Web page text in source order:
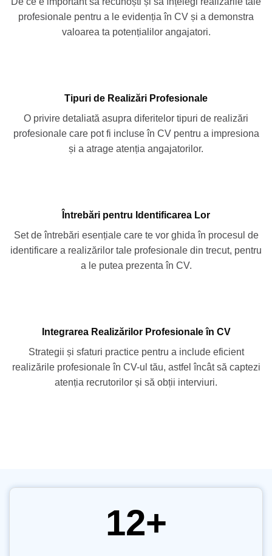
profesionale pentru a le evidenția în CV și a demonstra
valoarea ta potențialilor angajatori.
Tipuri de Realizări Profesionale
O privire detaliată asupra diferitelor tipuri de realizări
profesionale care pot fi incluse în CV pentru a impresiona
și a atrage atenția angajatorilor.
Întrebări pentru Identificarea Lor
Set de întrebări esențiale care te vor ghida în procesul de
identificare a realizărilor tale profesionale din trecut, pentru
a le putea prezenta în CV.
Integrarea Realizărilor Profesionale în CV
Strategii și sfaturi practice pentru a include eficient
realizările profesionale în CV-ul tău, astfel încât să captezi
atenția recrutorilor și să obții interviuri.
12+